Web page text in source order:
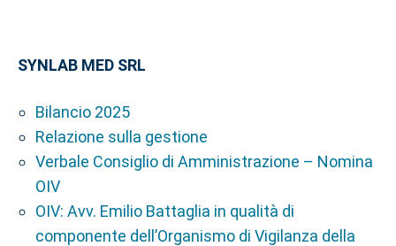
SYNLAB MED SRL
Bilancio 2025
Relazione sulla gestione
Verbale Consiglio di Amministrazione – Nomina
OIV
OIV: Avv. Emilio Battaglia in qualità di
componente dell’Organismo di Vigilanza della